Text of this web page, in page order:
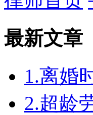
最新文章
1.离婚
2.超龄